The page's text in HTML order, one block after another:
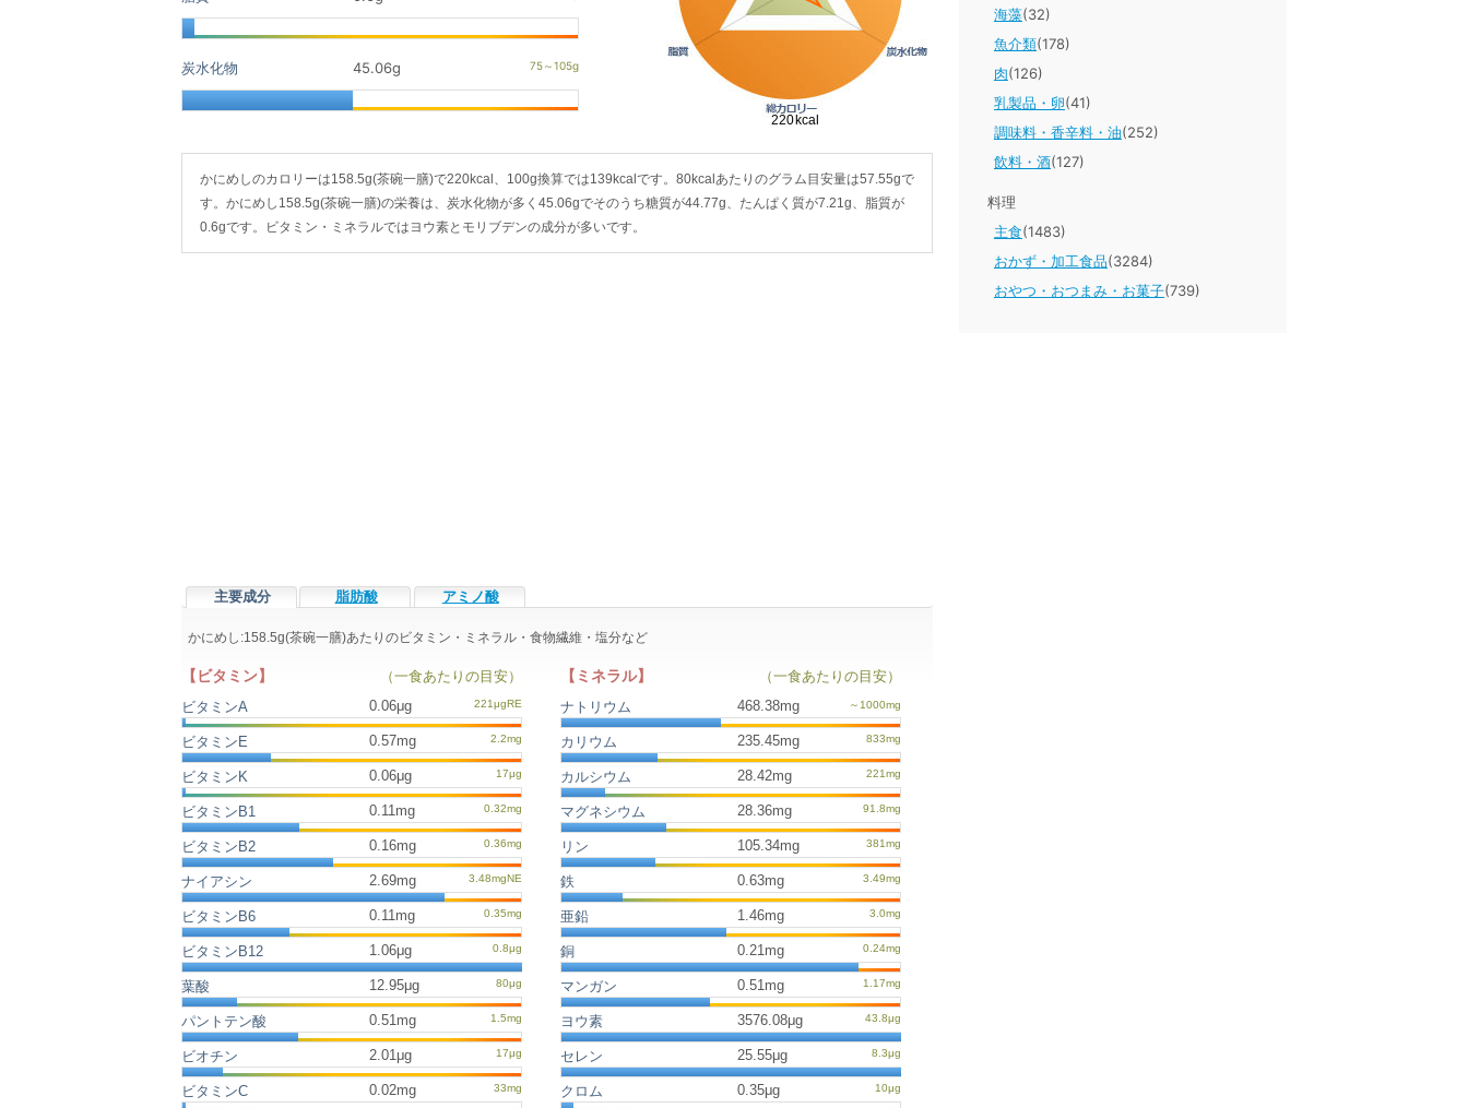
炭水化物 45.06g
かにめしのカロリーは158.5g(茶碗一膳)で220kcal、100g換算では139kcalです。80kcalあたりのグラム目安量は57.55gで
す。かにめし158.5g(茶碗一膳)の栄養は、炭水化物が多く45.06gでそのうち糖質が44.77g、たんぱく質が7.21g、脂質が
0.6gです。ビタミン・ミネラルではヨウ素とモリブデンの成分が多いです。
主要成分 脂肪酸 アミノ酸
かにめし:158.5g(茶碗一膳)あたりのビタミン・ミネラル・食物繊維・塩分など
【ビタミン】
（一食あたりの目安）
ビタミンA
0.06μg
ビタミンE 0.57mg
ビタミンK 0.06μg
ビタミンB1 0.11mg
ビタミンB2 0.16mg
ナイアシン 2.69mg
ビタミンB6 0.11mg
ビタミンB12 1.06μg
葉酸 12.95μg
パントテン酸 0.51mg
ビオチン 2.01μg
ビタミンC 0.02mg
【ミネラル】
（一食あたりの目安）
ナトリウム
468.38mg
カリウム 235.45mg
カルシウム 28.42mg
マグネシウム 28.36mg
リン 105.34mg
鉄 0.63mg
亜鉛 1.46mg
銅 0.21mg
マンガン 0.51mg
ヨウ素 3576.08μg
セレン 25.55μg
クロム 0.35μg
海藻(32)
魚介類(178)
肉(126)
乳製品・卵(41)
調味料・香辛料・油(252)
飲料・酒(127)
料理
主食(1483)
おかず・加工食品(3284)
おやつ・おつまみ・お菓子(739)